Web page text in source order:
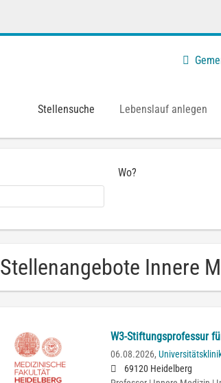
Stellensuche Lebenslauf anlegen
Wo?
Stellenangebote Innere
W3-Stiftungsprofessur
06.08.2026,
69120 Heidelberg